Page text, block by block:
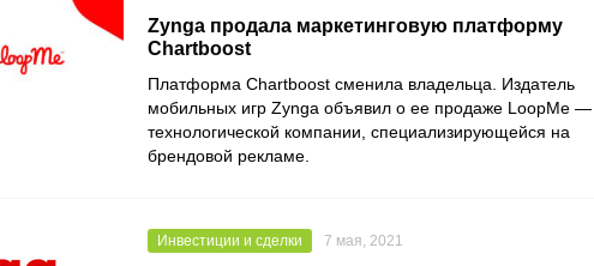
Zynga продала маркетинговую платформу
Chartboost
Платформа Chartboost сменила владельца. Издатель
мобильных игр Zynga объявил о ее продаже LoopMe —
технологической компании, специализирующейся на
брендовой рекламе.
Инвестиции и сделки 7 мая, 2021